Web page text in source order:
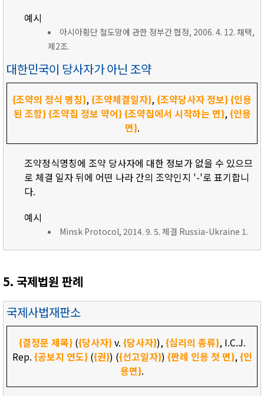
예시
아시아횡단 철도망에 관한 정부간 협정, 2006. 4. 12. 채택,
제2조.
대한민국이 당사자가 아닌 조약
{조약의 정식 명칭},{조약체결일자},{조약당사자 정보}{인용
된 조항}{조약집 정보 약어}{조약집에서 시작하는 면},{인용
면}.
조약정식명칭에 조약 당사자에 대한 정보가 없을 수 있으므
로 체결 일자 뒤에 어떤 나라 간의 조약인지 '-'로 표기합니
다.
예시
Minsk Protocol, 2014. 9. 5. 체결 Russia-Ukraine 1.
5. 국제법원 판례
국제사법재판소
{결정문 제목}({당사자}v. {당사자}),{심리의 종류}, I.C.J.
Rep. {공보지 연도}({권}) ({선고일자}) {판례 인용 첫 면},{인
용면}.